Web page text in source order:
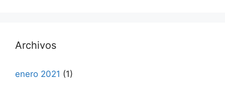
Archivos
enero 2021 (1)